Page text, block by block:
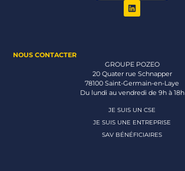
NOUS CONTACTER
GROUPE POZEO
20 Quater rue Schnapper
78100 Saint-Germain-en-Laye
Du lundi au vendredi de 9h à 18h
JE SUIS UN CSE
JE SUIS UNE ENTREPRISE
SAV BÉNÉFICIAIRES